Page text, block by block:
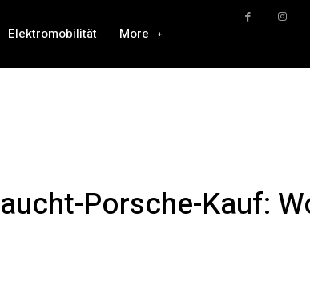
Elektromobilität More
Porsche-Kauf: